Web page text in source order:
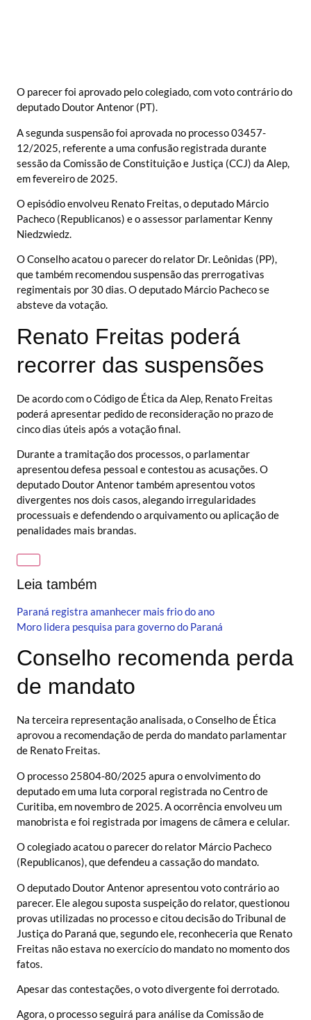
O parecer foi aprovado pelo colegiado, com voto contrário do
deputado Doutor Antenor (PT).
A segunda suspensão foi aprovada no processo 03457-
12/2025, referente a uma confusão registrada durante
sessão da Comissão de Constituição e Justiça (CCJ) da Alep,
em fevereiro de 2025.
O episódio envolveu Renato Freitas, o deputado Márcio
Pacheco (Republicanos) e o assessor parlamentar Kenny
Niedzwiedz.
O Conselho acatou o parecer do relator Dr. Leônidas (PP),
que também recomendou suspensão das prerrogativas
regimentais por 30 dias. O deputado Márcio Pacheco se
absteve da votação.
Renato Freitas poderá
recorrer das suspensões
De acordo com o Código de Ética da Alep, Renato Freitas
poderá apresentar pedido de reconsideração no prazo de
cinco dias úteis após a votação final.
Durante a tramitação dos processos, o parlamentar
apresentou defesa pessoal e contestou as acusações. O
deputado Doutor Antenor também apresentou votos
divergentes nos dois casos, alegando irregularidades
processuais e defendendo o arquivamento ou aplicação de
penalidades mais brandas.
Leia também
Paraná registra amanhecer mais frio do ano
Moro lidera pesquisa para governo do Paraná
Conselho recomenda perda
de mandato
Na terceira representação analisada, o Conselho de Ética
aprovou a recomendação de perda do mandato parlamentar
de Renato Freitas.
O processo 25804-80/2025 apura o envolvimento do
deputado em uma luta corporal registrada no Centro de
Curitiba, em novembro de 2025. A ocorrência envolveu um
manobrista e foi registrada por imagens de câmera e celular.
O colegiado acatou o parecer do relator Márcio Pacheco
(Republicanos), que defendeu a cassação do mandato.
O deputado Doutor Antenor apresentou voto contrário ao
parecer. Ele alegou suposta suspeição do relator, questionou
provas utilizadas no processo e citou decisão do Tribunal de
Justiça do Paraná que, segundo ele, reconheceria que Renato
Freitas não estava no exercício do mandato no momento dos
fatos.
Apesar das contestações, o voto divergente foi derrotado.
Agora, o processo seguirá para análise da Comissão de